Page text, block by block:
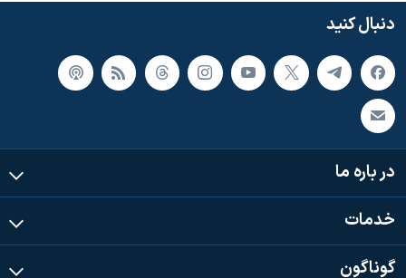
دنبال کنید
در باره ما
خدمات
گوناگون